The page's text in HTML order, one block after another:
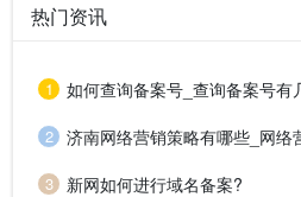
热门资讯
1 如何查询备案号_查询备案号有
2
3 新网如何进行域名备案?